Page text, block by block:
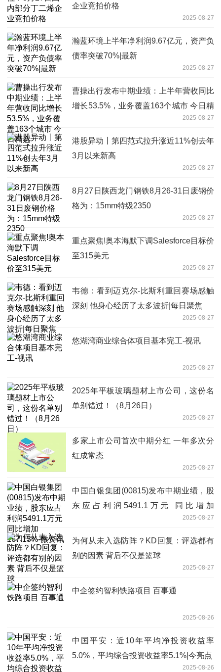
企业竞拍价格
2025-08-27
瀚蓝环境上半年净利润9.67亿元，资产负
债率突破70%|最新
2025-08-27
曹操出行发布中期业绩：上半年营收同比
增长53.5%，业务覆盖163个城市 今日精
2025-08-27
港股异动丨第四范式拉升涨近11%创去年
3月以来新高
2025-08-27
8月27日陕西龙门钢铁8月26-31日废钢价
格为：15mm特级2350
2025-08-27
重点聚焦!奥本海默下调Salesforce目标价
至315美元
2025-08-27
韦德：看到迈克尔-比斯利重回赛场感触
深刻 他身心经历了太多波折|每日聚焦
2025-08-27
悠湖湾商业综合体项目基本完工-视讯
2025-08-27
2025年平板玻璃题材上市公司，这份名
单别错过！（8月26日）
2025-08-27
多家上市公司首次中期分红 一年多次分
红成常态
2025-08-27
中国白银集团(00815)发布中期业绩，股
东应占利润5491.1万元 同比增加
2025-08-27
为何从未入选防阵？KD回复：评选都有
别的因素 背后不仅是篮球
2025-08-27
中企签约智利铁路项目 百事通
2025-08-26
中国平安：近10年平均净投资收益率
5.0%，平均综合投资收益率5.1%|今亮点
2025-08-26